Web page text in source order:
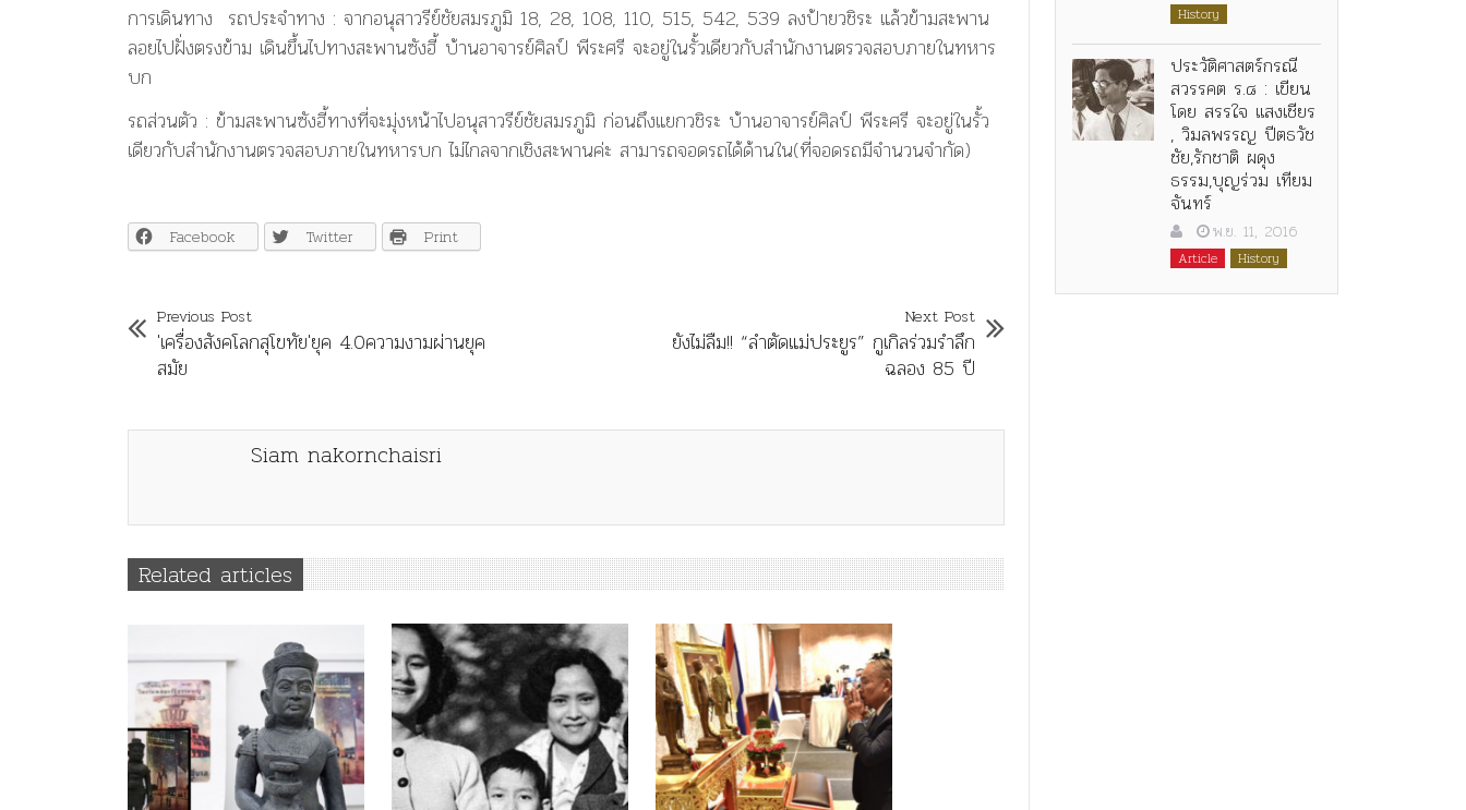
การเดินทาง รถประจำทาง : จากอนุสาวรีย์ชัยสมรภูมิ 18, 28, 108, 110, 515, 542, 539 ลงป้ายวชิระ แล้วข้ามสะพาน
ลอยไปฝั่งตรงข้าม เดินขึ้นไปทางสะพานซังฮี้ บ้านอาจารย์ศิลป์ พีระศรี จะอยู่ในรั้วเดียวกับสำนักงานตรวจสอบภายในทหาร
บก
รถส่วนตัว : ข้ามสะพานซังฮี้ทางที่จะมุ่งหน้าไปอนุสาวรีย์ชัยสมรภูมิ ก่อนถึงแยกวชิระ บ้านอาจารย์ศิลป์ พีระศรี จะอยู่ในรั้ว
เดียวกับสำนักงานตรวจสอบภายในทหารบก ไม่ไกลจากเชิงสะพานค่ะ สามารถจอดรถได้ด้านใน(ที่จอดรถมีจำนวนจำกัด)
Facebook Twitter Print
Previous Post
'เครื่องสังคโลกสุโขทัย'ยุค 4.0ความงามผ่านยุค
สมัย
Next Post
ยังไม่ลืม!! “ลำตัดแม่ประยูร” กูเกิลร่วมรำลึก
ฉลอง 85 ปี
Siam nakornchaisri
Related articles
History
ประวัติศาสตร์กรณี
สวรรคต ร.๘ : เขียน
โดย สรรใจ แสงเชียร
, วิมลพรรญ ปีตธวัช
ชัย,รักชาติ ผดุง
ธรรม,บุญร่วม เทียม
จันทร์
พ.ย. 11, 2016
Article History